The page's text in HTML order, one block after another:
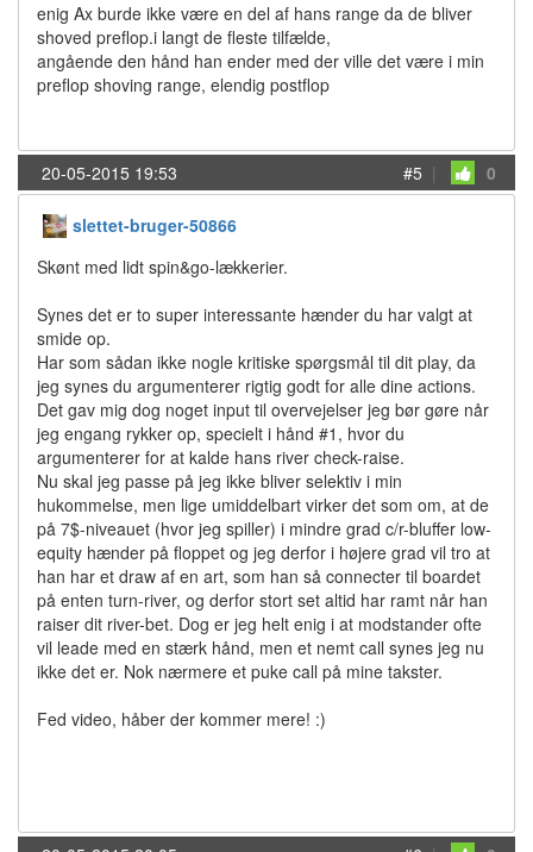
enig Ax burde ikke være en del af hans range da de bliver
shoved preflop.i langt de fleste tilfælde,
angående den hånd han ender med der ville det være i min
preflop shoving range, elendig postflop
20-05-2015 19:53 #5 | 0
slettet-bruger-50866
Skønt med lidt spin&go-lækkerier.
Synes det er to super interessante hænder du har valgt at
smide op.
Har som sådan ikke nogle kritiske spørgsmål til dit play, da
jeg synes du argumenterer rigtig godt for alle dine actions.
Det gav mig dog noget input til overvejelser jeg bør gøre når
jeg engang rykker op, specielt i hånd #1, hvor du
argumenterer for at kalde hans river check-raise.
Nu skal jeg passe på jeg ikke bliver selektiv i min
hukommelse, men lige umiddelbart virker det som om, at de
på 7$-niveauet (hvor jeg spiller) i mindre grad c/r-bluffer low-
equity hænder på floppet og jeg derfor i højere grad vil tro at
han har et draw af en art, som han så connecter til boardet
på enten turn-river, og derfor stort set altid har ramt når han
raiser dit river-bet. Dog er jeg helt enig i at modstander ofte
vil leade med en stærk hånd, men et nemt call synes jeg nu
ikke det er. Nok nærmere et puke call på mine takster.
Fed video, håber der kommer mere! :)